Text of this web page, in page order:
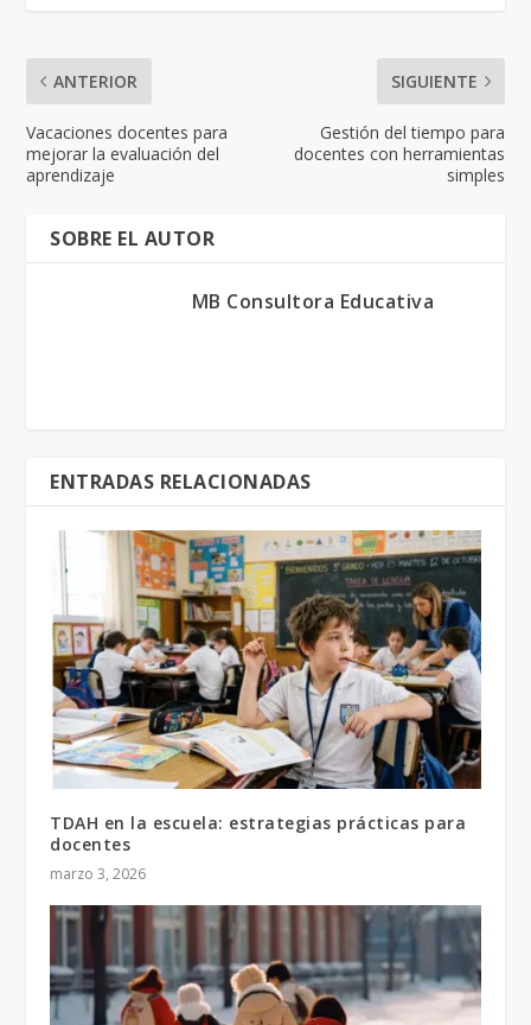
ANTERIOR
Vacaciones docentes para
mejorar la evaluación del
aprendizaje
SIGUIENTE
Gestión del tiempo para
docentes con herramientas
simples
SOBRE EL AUTOR
MB Consultora Educativa
ENTRADAS RELACIONADAS
TDAH en la escuela: estrategias prácticas para
docentes
marzo 3, 2026